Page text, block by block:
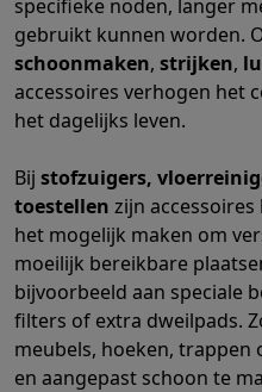
StrijkenStoomgenerators
NaaienNaaimachines
VerkoelenMobiele airco’s
Luchtbehandeling
VerwarmenElektrische
Huisdieren
Automatische
Beauty & gezondheid
Haarverzorging Haardrogers
Mondhygiëne Elektrische
ScherenElektrische
Lichaamsontharing IPL
BeautyGelaatsverzorgingLED
specifieke noden, langer
gebruikt kunnen worden.
schoonmaken, strijken,
accessoires verhogen het
het dagelijks leven.
Bij stofzuigers,
toestellen zijn
het mogelijk maken om
moeilijk bereikbare
bijvoorbeeld aan speciale
filters of extra dweilpads.
meubels, hoeken,
en aangepast schoon te